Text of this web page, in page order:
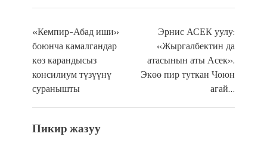
«Кемпир-Абад иши»
боюнча камалгандар
көз карандысыз
консилиум түзүүнү
суранышты
Эрнис АСЕК уулу:
«Жыргалбектин да
атасынын аты Асек».
Экөө пир туткан Чоюн
агай…
Пикир жазуу